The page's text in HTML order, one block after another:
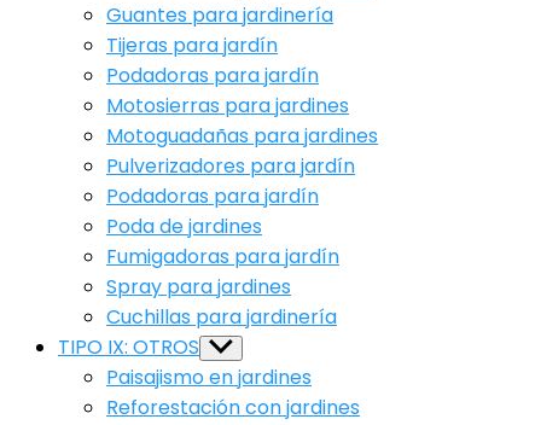
Guantes para jardinería
Tijeras para jardín
Podadoras para jardín
Motosierras para jardines
Motoguadañas para jardines
Pulverizadores para jardín
Podadoras para jardín
Poda de jardines
Fumigadoras para jardín
Spray para jardines
Cuchillas para jardinería
TIPO IX: OTROS Show
sub
menu
Paisajismo en jardines
Reforestación con jardines